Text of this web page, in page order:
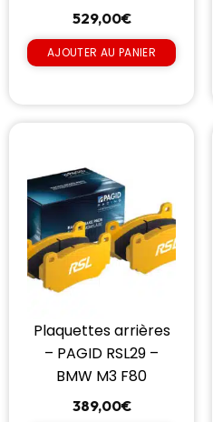
529,00€
AJOUTER AU PANIER
Plaquettes arrières
– PAGID RSL29 –
BMW M3 F80
389,00€